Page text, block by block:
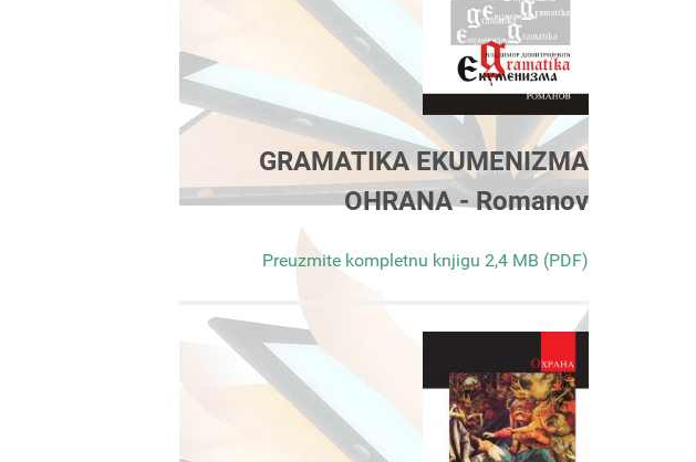
GRAMATIKA EKUMENIZMA
OHRANA - Romanov
Preuzmite kompletnu knjigu 2,4 MB (PDF)